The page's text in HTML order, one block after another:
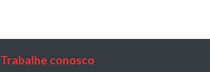
Trabalhe conosco